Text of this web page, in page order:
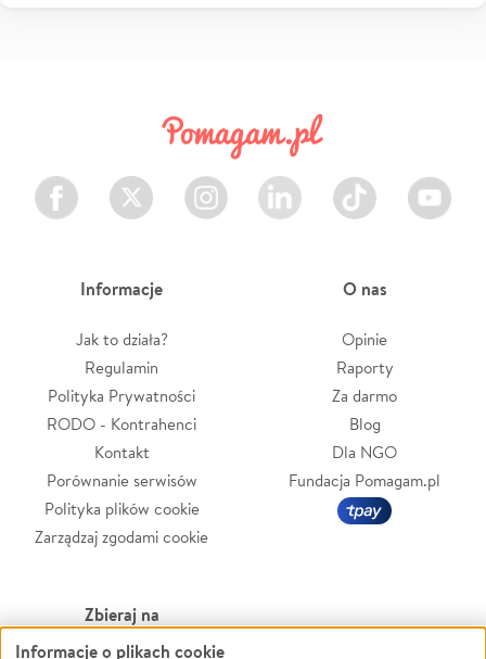
Facebook Twitter Instagram LinkedIn TikTok Youtube
Informacje
Jak to działa?
Regulamin
Polityka Prywatności
RODO - Kontrahenci
Kontakt
Porównanie serwisów
Polityka plików cookie
Zarządzaj zgodami cookie
O nas
Opinie
Raporty
Za darmo
Blog
Dla NGO
Fundacja Pomagam.pl
Zbieraj na
Informacje o plikach cookie